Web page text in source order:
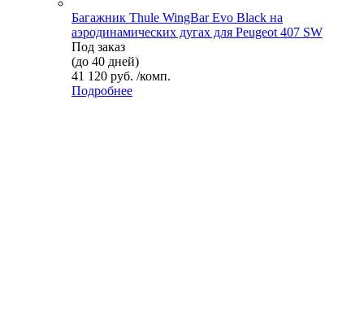
Багажник Thule WingBar Evo Black на
аэродинамических дугах для Peugeot 407 SW
Под заказ
(до 40 дней)
41 120 руб. /комп.
Подробнее